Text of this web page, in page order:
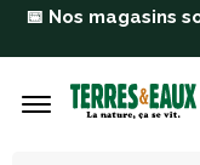
Aller au contenu principal
📅 Nos magasins